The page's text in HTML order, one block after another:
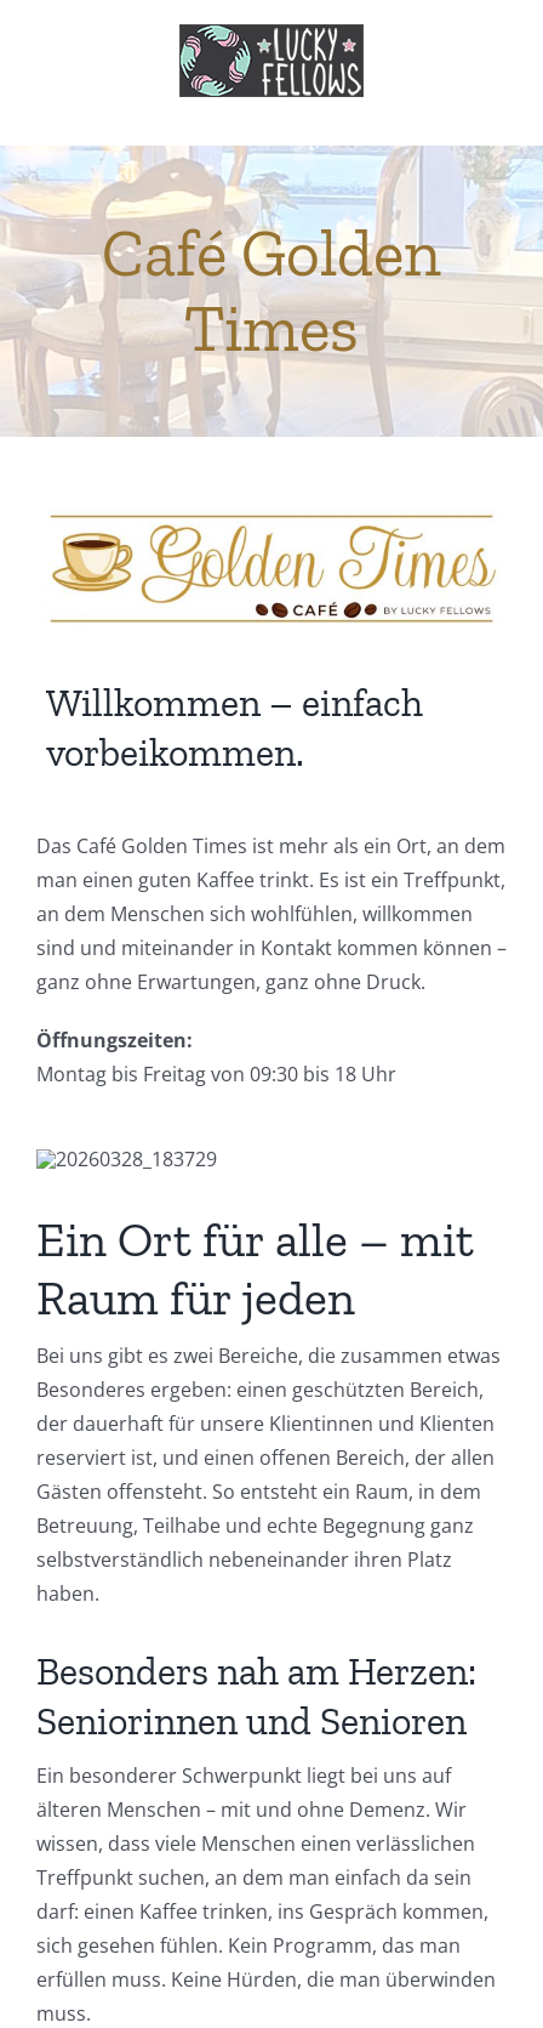
Café Golden
Times
Willkommen – einfach
vorbeikommen.
Das Café Golden Times ist mehr als ein Ort, an dem
man einen guten Kaffee trinkt. Es ist ein Treffpunkt,
an dem Menschen sich wohlfühlen, willkommen
sind und miteinander in Kontakt kommen können –
ganz ohne Erwartungen, ganz ohne Druck.
Öffnungszeiten:
Montag bis Freitag von 09:30 bis 18 Uhr
Ein Ort für alle – mit
Raum für jeden
Bei uns gibt es zwei Bereiche, die zusammen etwas
Besonderes ergeben: einen geschützten Bereich,
der dauerhaft für unsere Klientinnen und Klienten
reserviert ist, und einen offenen Bereich, der allen
Gästen offensteht. So entsteht ein Raum, in dem
Betreuung, Teilhabe und echte Begegnung ganz
selbstverständlich nebeneinander ihren Platz
haben.
Besonders nah am Herzen:
Seniorinnen und Senioren
Ein besonderer Schwerpunkt liegt bei uns auf
älteren Menschen – mit und ohne Demenz. Wir
wissen, dass viele Menschen einen verlässlichen
Treffpunkt suchen, an dem man einfach da sein
darf: einen Kaffee trinken, ins Gespräch kommen,
sich gesehen fühlen. Kein Programm, das man
erfüllen muss. Keine Hürden, die man überwinden
muss.